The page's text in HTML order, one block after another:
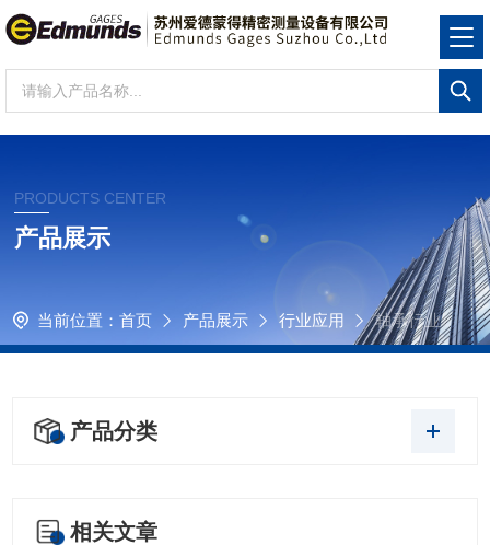
PRODUCTS CENTER
产品展示
当前位置： 首页 产品展示 行业应用 轴承行业
产品分类
相关文章